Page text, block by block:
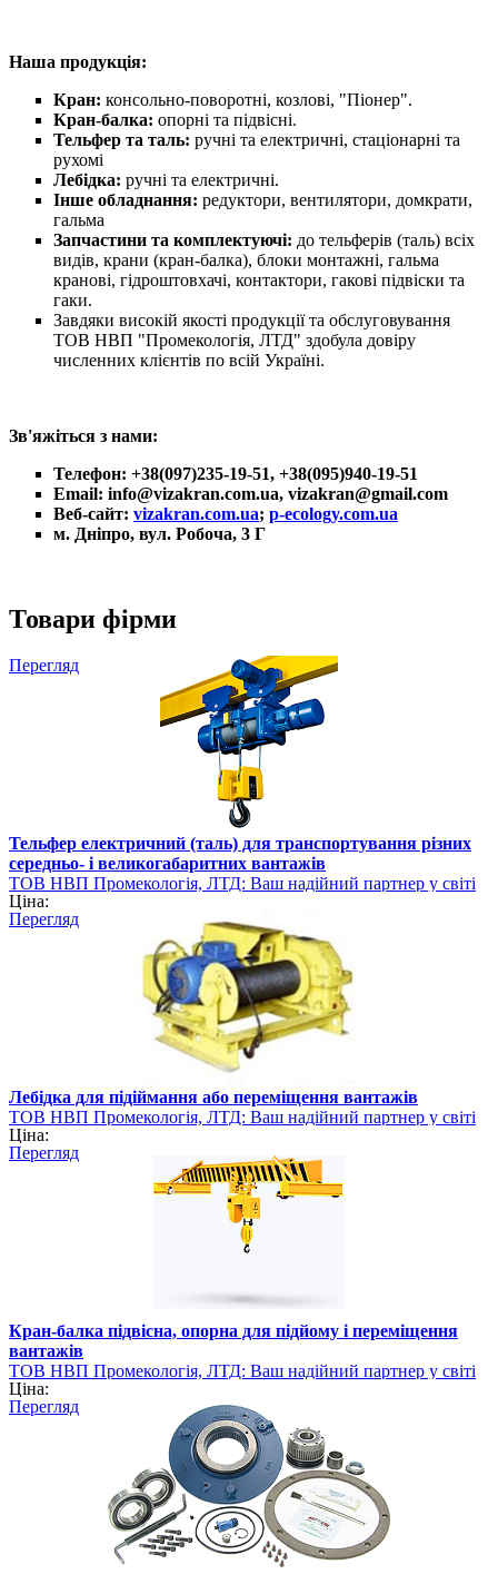
Наша продукція:
Кран: консольно-поворотні, козлові, "Піонер".
Кран-балка: опорні та підвісні.
Тельфер та таль: ручні та електричні, стаціонарні та
рухомі
Лебідка: ручні та електричні.
Інше обладнання: редуктори, вентилятори, домкрати,
гальма
Запчастини та комплектуючі: до тельферів (таль) всіх
видів, крани (кран-балка), блоки монтажні, гальма
кранові, гідроштовхачі, контактори, гакові підвіски та
гаки.
Завдяки високій якості продукції та обслуговування
ТОВ НВП "Промекологія, ЛТД" здобула довіру
численних клієнтів по всій Україні.
Зв'яжіться з нами:
Телефон: +38(097)235-19-51, +38(095)940-19-51
Email: info@vizakran.com.ua, vizakran@gmail.com
Веб-сайт: vizakran.com.ua; p-ecology.com.ua
м. Дніпро, вул. Робоча, 3 Г
Товари фірми
Перегляд
Тельфер електричний (таль) для транспортування різних
середньо- і великогабаритних вантажів
ТОВ НВП Промекологія, ЛТД: Ваш надійний партнер у світі
вантажопідйомного обладнання
Ціна:
Перегляд
Лебідка для підіймання або переміщення вантажів
ТОВ НВП Промекологія, ЛТД: Ваш надійний партнер у світі
вантажопідйомного обладнання
Ціна:
Перегляд
Кран-балка підвісна, опорна для підйому і переміщення
вантажів
ТОВ НВП Промекологія, ЛТД: Ваш надійний партнер у світі
вантажопідйомного обладнання
Ціна:
Перегляд